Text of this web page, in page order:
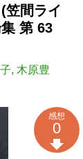
笠間ライ
第 63
, 木原豊
感想
0